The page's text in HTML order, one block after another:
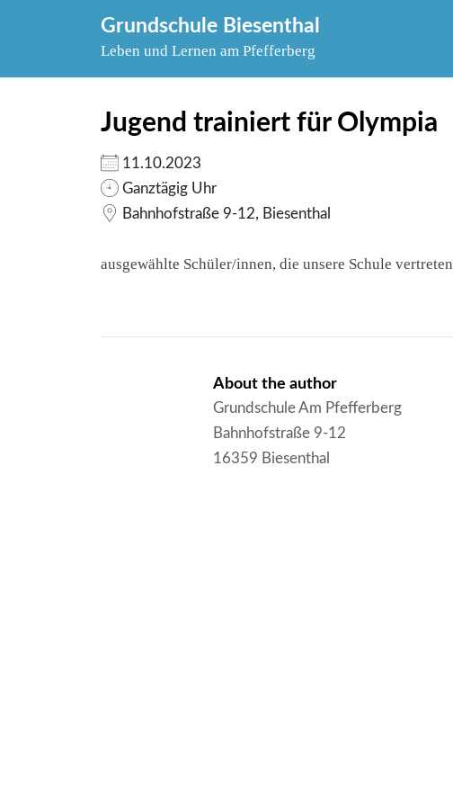
Grundschule Biesenthal
Leben und Lernen am Pfefferberg
Jugend trainiert für Olympia
11.10.2023
Ganztägig Uhr
Bahnhofstraße 9-12, Biesenthal
ausgewählte Schüler/innen, die unsere Schule vertreten
About the author
Grundschule Am Pfefferberg
Bahnhofstraße 9-12
16359 Biesenthal